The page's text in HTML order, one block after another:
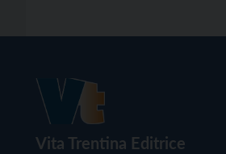
Vita Trentina Editrice